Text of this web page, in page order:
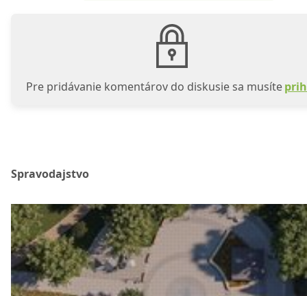
Pre pridávanie komentárov do diskusie sa musíte
Spravodajstvo